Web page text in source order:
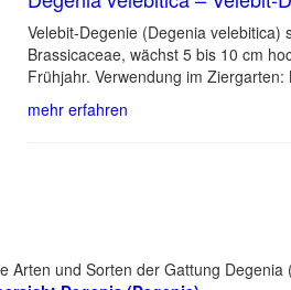
Velebit-Degenie (Degenia velebitica)
Brassicaceae, wächst 5 bis 10 cm
Frühjahr. Verwendung im
mehr erfahren
Arten und Sorten der Gattung Degenia